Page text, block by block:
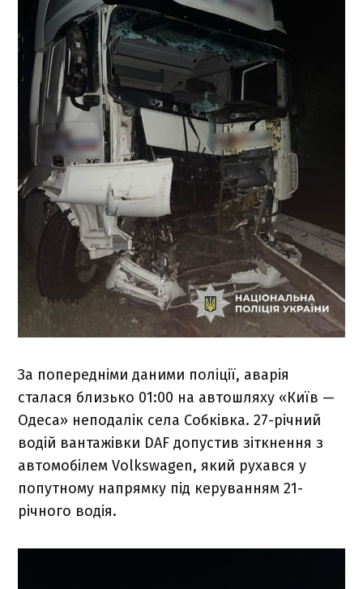
За попередніми даними поліції, аварія
сталася близько 01:00 на автошляху «Київ —
Одеса» неподалік села Собківка. 27-річний
водій вантажівки DAF допустив зіткнення з
автомобілем Volkswagen, який рухався у
попутному напрямку під керуванням 21-
річного водія.